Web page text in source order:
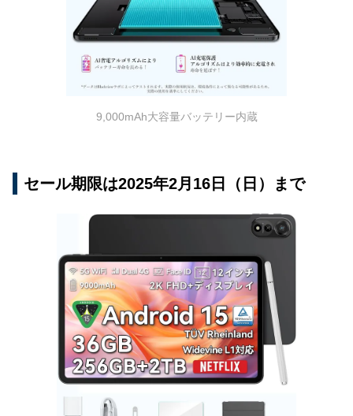
9,000mAh大容量バッテリー内蔵
セール期限は2025年2月16日（日）まで